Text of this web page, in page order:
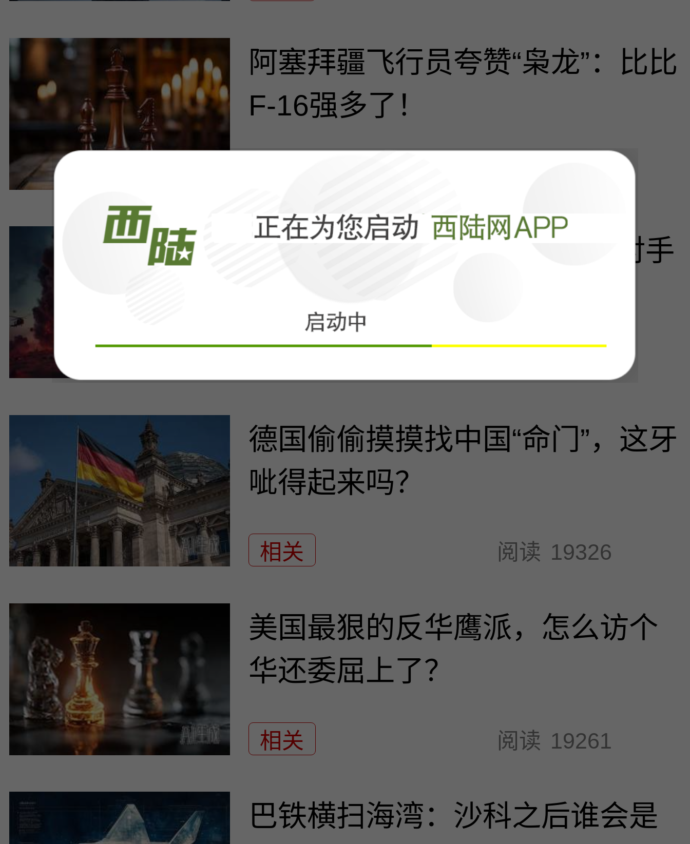
阿塞拜疆飞行员夸赞“枭龙”：比比
F-16强多了！
打了4年半，俄回过神，最大对手
德国偷偷摸摸找中国“命门”，这牙
呲得起来吗？
相关 阅读 19326
美国最狠的反华鹰派，怎么访个
华还委屈上了？
相关 阅读 19261
巴铁横扫海湾：沙科之后谁会是